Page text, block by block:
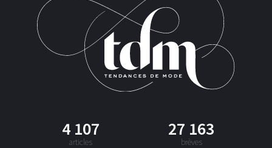
4 107
articles
27 163
brèves